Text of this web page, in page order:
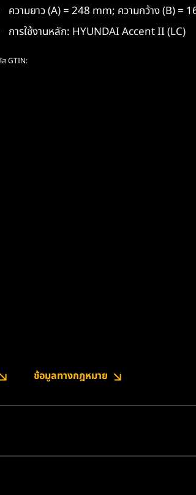
ความยาว (A) = 248 mm; ความกว้าง (B) =
การใช้งานหลัก: HYUNDAI Accent II (LC)
ส GTIN:
ข้อมูลทางกฎหมาย